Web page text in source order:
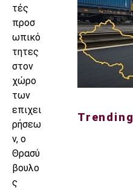
τές
προσ
ωπικό
τητες
στον
χώρο
των
επιχει
ρήσεω
ν, ο
Θρασύ
βουλο
ς
Trending